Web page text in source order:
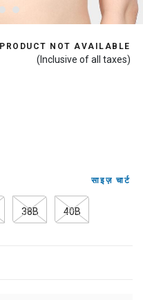
PRODUCT NOT AVAILABLE
(Inclusive of all taxes)
साइज़ चार्ट
38B 40B